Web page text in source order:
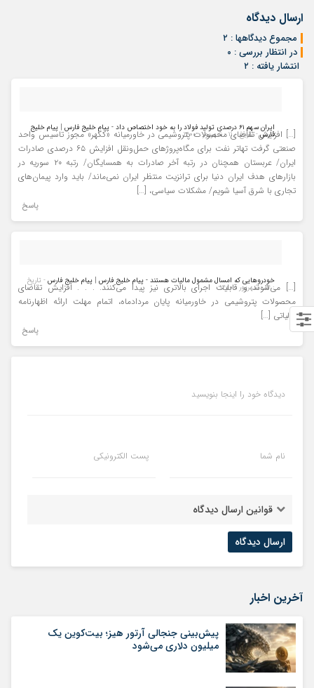
ارسال دیدگاه
مجموع دیدگاهها : ۲
در انتظار بررسی : ۰
انتشار یافته : ۲
ایران سهم ۶۱ درصدی تولید فولاد را به خود اختصاص داد - پیام خلیج فارس | پیام خلیج
فارس- تاریخ : ۱۱ - شهریور - ۱۴۰۰
[…] افزایش تقاضای محصولات پتروشیمی در خاورمیانه «کگهر» مجوز تاسیس واحد
صنعتی گرفت تهاتر نفت برای مگاه‌پروژهای حمل‌ونقل افزایش ۶۵ درصدی صادرات
ایران/ عربستان همچنان در رتبه آخر صادرات به همسایگان/ رتبه ۲۰ سوریه در
بازارهای هدف ایران دنیا برای ترانزیت منتظر ایران نمی‌ماند/ باید وارد پیمان‌های
تجاری با شرق آسیا شویم/ مشکلات سیاسی، […]
پاسخ
خودرو‌هایی که امسال مشمول مالیات هستند - پیام خلیج فارس | پیام خلیج فارس - تاریخ
: ۱۴ - شهریور - ۱۴۰۰
[…] می‌شوند و قابلیت اجرای بالاتری نیز پیدا می‌کنند. . . . افزایش تقاضای
محصولات پتروشیمی در خاورمیانه پایان مردادماه، اتمام مهلت ارائه اظهارنامه
مالیاتی […]
پاسخ
دیدگاه خود را اینجا بنویسید
نام شما پست الکترونیکی
قوانین ارسال دیدگاه
آخرین اخبار
پیش‌بینی جنجالی آرتور هیز؛ بیت‌کوین یک
میلیون دلاری می‌شود